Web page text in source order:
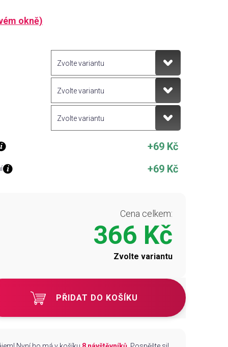
okně)
+69 Kč
+69 Kč
Cena celkem:
366 Kč
Zvolte variantu
PŘIDAT DO KOŠÍKU